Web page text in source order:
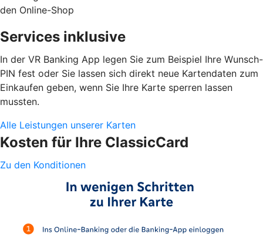
den Online-Shop
Services inklusive
In der VR Banking App legen Sie zum Beispiel Ihre Wunsch-
PIN fest oder Sie lassen sich direkt neue Kartendaten zum
Einkaufen geben, wenn Sie Ihre Karte sperren lassen
mussten.
Alle Leistungen unserer Karten
Kosten für Ihre ClassicCard
Zu den Konditionen